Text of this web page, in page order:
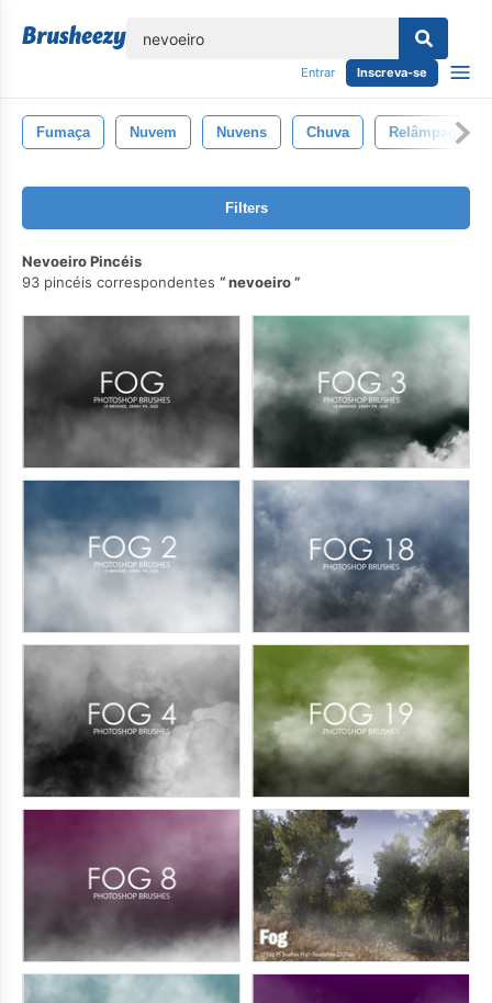
Entrar Inscreva-se
Fumaça Nuvem Nuvens Chuva Relâmpago
Filters
Nevoeiro Pincéis
93 pincéis correspondentes
nevoeiro